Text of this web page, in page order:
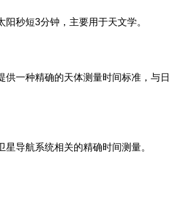
秒短3分钟，主要用于天文学。
一种精确的天体测量时间标准，与
导航系统相关的精确时间测量。